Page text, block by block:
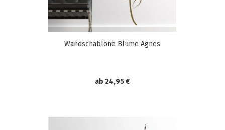
Wandschablone Blume Agnes
ab 24,95 €